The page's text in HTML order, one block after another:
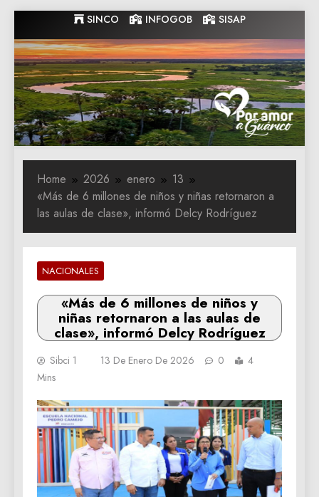
to
content
SINCO INFOGOB SISAP
Gobernacion
de Guarico
Gobernacion de Guarico
Home 2026 enero
13
«Más de 6 millones de niños y niñas retornaron a
las aulas de clase», informó Delcy Rodríguez
NACIONALES
«Más de 6 millones de niños y
niñas retornaron a las aulas de
clase», informó Delcy Rodríguez
Sibci 1 13 De Enero De 2026 0
4
Mins